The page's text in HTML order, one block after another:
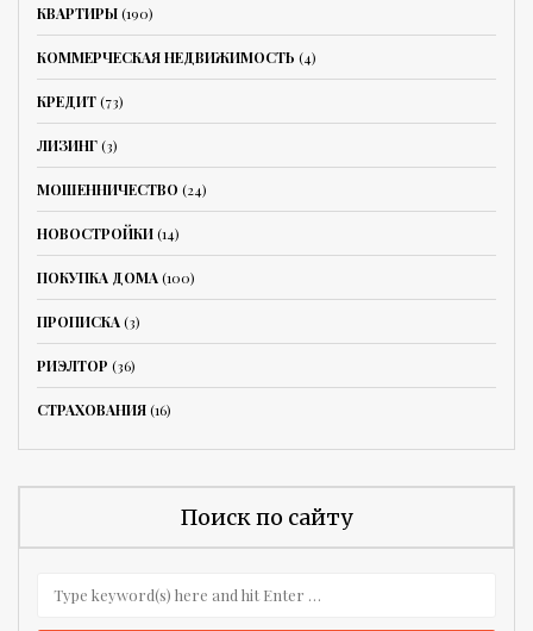
КВАРТИРЫ(190)
КОММЕРЧЕСКАЯ НЕДВИЖИМОСТЬ (4)
КРЕДИТ(73)
ЛИЗИНГ(3)
МОШЕННИЧЕСТВО (24)
НОВОСТРОЙКИ(14)
ПОКУПКА ДОМА(100)
ПРОПИСКА(3)
РИЭЛТОР (36)
СТРАХОВАНИЯ(16)
Поиск по сайту